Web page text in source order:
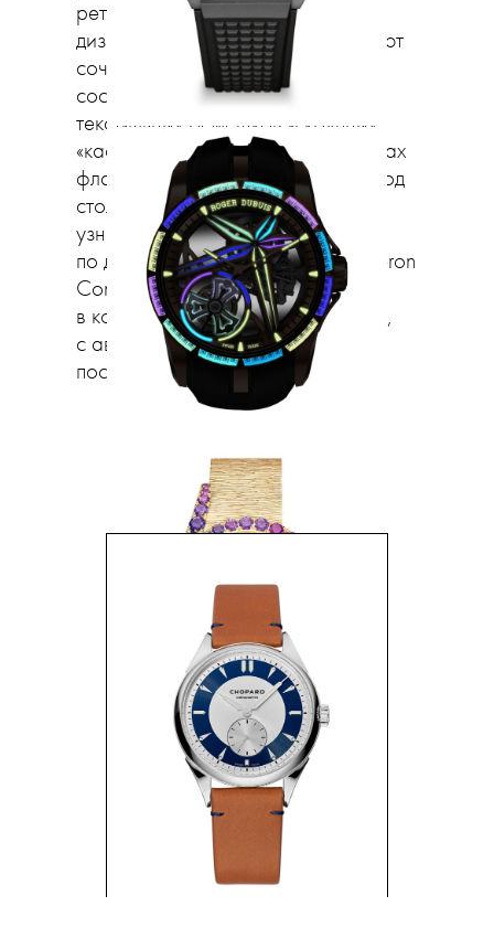
ретростилистика — фирменный
дизайн-код, в этом году показывают
сочетания дымчатых, будто
состаренных циферблатов,
текстильных ремешков и крупных
«кафедральных» стрелок в новинках
флагманской коллекции 1858. В год
столетия часов American 1921 с
узнаваемым повернутым
по диагонали циферблатом Vacheron
Constantin перевыпустили часы
в корпусе чуть большего размера,
с автоматическим механизмом
последнего поколения.